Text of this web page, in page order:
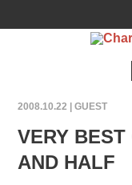
2008.10.22 |GUEST
VERY BEST
AND HALF